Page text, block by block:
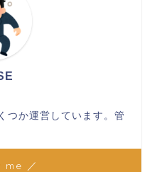
つか運営しています。管
me ／